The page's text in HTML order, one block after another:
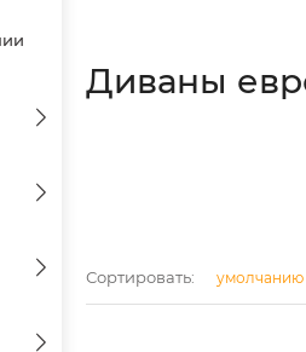
Диваны
Сортировать: умолчанию